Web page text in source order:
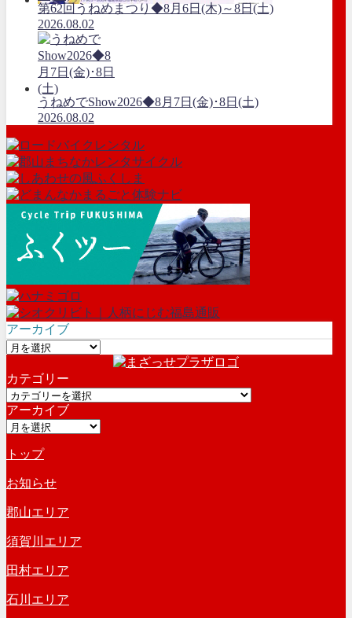
第62回うねめまつり◆8月6日(木)～8日(土)
2026.08.02
うねめでShow2026◆8月7日(金)･8日(土)
2026.08.02
アーカイブ
ア
カ
イ
ブ
カテゴリー
カ
テ
ゴ
ー
アーカイブ
ア
カ
イ
ブ
トップ
お知らせ
郡山エリア
須賀川エリア
田村エリア
石川エリア